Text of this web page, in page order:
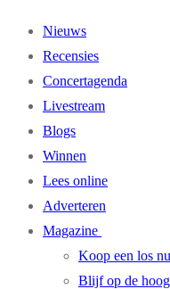
Nieuws
Recensies
Concertagenda
Livestream
Blogs
Winnen
Lees online
Adverteren
Magazine
Koop een los
Blijf op de